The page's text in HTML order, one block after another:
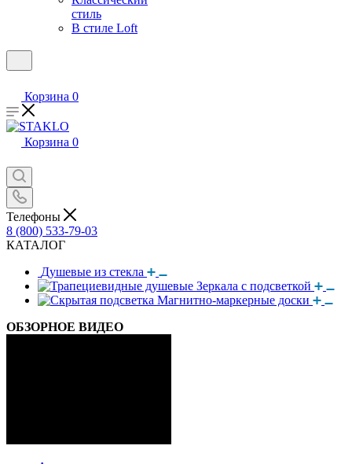
стиль
В стиле Loft
Корзина 0
Корзина 0
Телефоны
8 (800) 533-79-03
КАТАЛОГ
Душевые из стекла
Зеркала с подсветкой
Магнитно-маркерные доски
ОБЗОРНОЕ ВИДЕО